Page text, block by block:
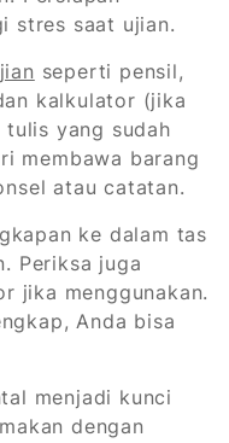
stres saat ujian.
seperti pensil,
kalkulator (jika
yang sudah
membawa barang
atau catatan.
ke dalam tas
Periksa juga
jika menggunakan.
Anda bisa
menjadi kunci
dengan